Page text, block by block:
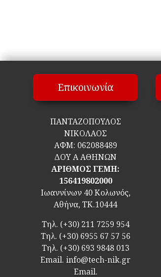
Επικοινωνία
ΠΑΝΤΑΖΟΠΟΥΛΟΣ
ΝΙΚΟΛΑΟΣ
ΑΦΜ: 062088489
ΔΟΥ Α ΑΘΗΝΩΝ
ΑΡΙΘΜΟΣ ΓΕΜΗ:
156419802000
Ιωαννίνων 40 Κολωνός,
Αθήνα, ΤΚ.10444
Τηλ. (+30) 211 7259 954
Τηλ. (+30) 6955 67 57 56
Τηλ. (+30) 693 9848 013
Email.info@tech-nik.gr
Email.